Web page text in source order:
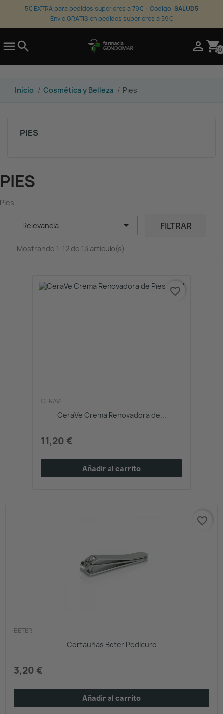
5€ EXTRA para pedidos superiores a 79€ · Codigo: SALUD5
Envio GRATIS en pedidos superiores a 59€
search  shopping_cart
Inicio Cosmética y Belleza Pies
PIES
PIES
Pies
Relevancia  FILTRAR
Mostrando 1-12 de 13 artículo(s)
CERAVE
CeraVe Crema Renovadora de...
11,20 €
Añadir al carrito
favorite_border
BETER
Cortauñas Beter Pedicuro
3,20 €
Añadir al carrito
favorite_border